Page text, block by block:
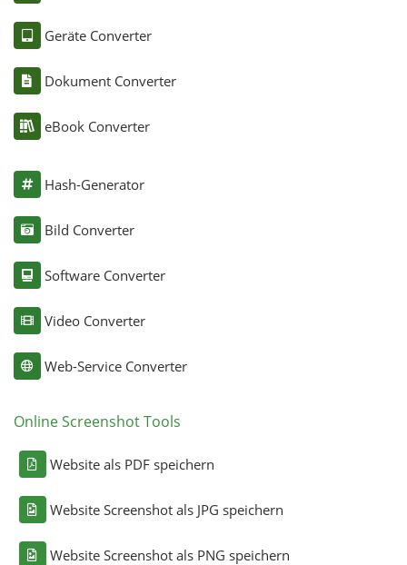
Geräte Converter
Dokument Converter
eBook Converter
Hash-Generator
Bild Converter
Software Converter
Video Converter
Web-Service Converter
Online Screenshot Tools
Website als PDF speichern
Website Screenshot als JPG speichern
Website Screenshot als PNG speichern